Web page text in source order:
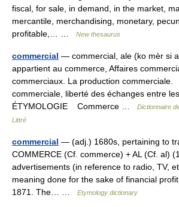
fiscal, for sale, in demand, in the market,
mercantile, merchandising, monetary,
profitable,… …
New thesaurus
commercial — commercial, ale (ko mèr si
appartient au commerce, Affaires
commerciaux. La production
commerciale, liberté des échanges entre
ÉTYMOLOGIE Commerce …
Dictionnaire
Littré
commercial — (adj.) 1680s, pertaining to
COMMERCE (Cf. commerce) + AL (Cf. al)
advertisements (in reference to radio, TV,
meaning done for the sake of financial
1871. The… …
Etymology dictionary